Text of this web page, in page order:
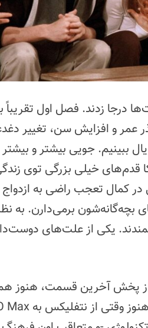
درجا زدند. فصل اول
و افزایش سن، تغییر
جویی بیشتر و بیشتر
قدم‌های خیلی بزرگی توی
در کمال تعجب راضی به
بچه‌گانه‌شون برمی‌دارن. به
یکی از علت‌های
گذشت نزدیک به 16 سال از پخش آخرین